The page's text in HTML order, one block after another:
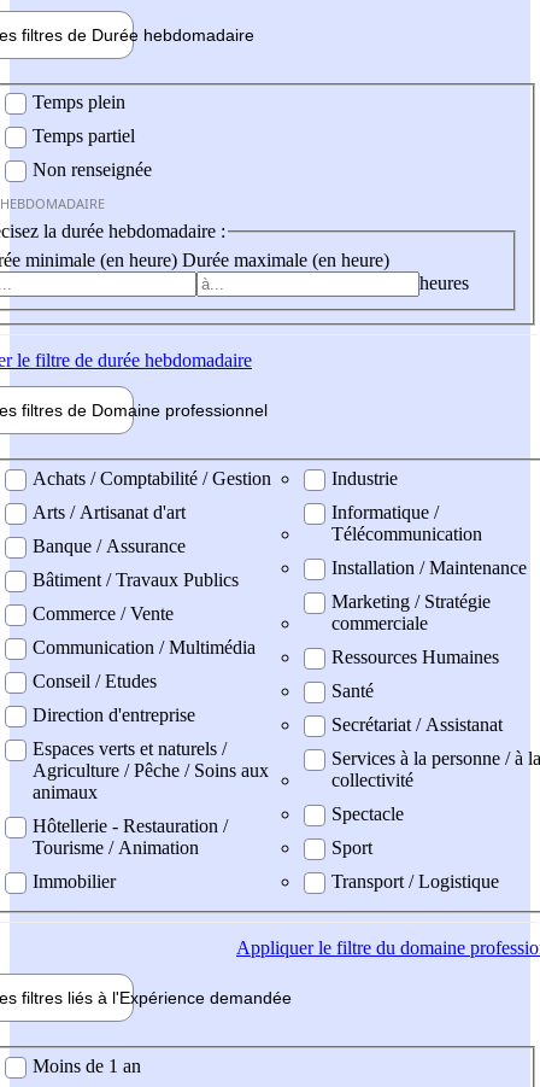
filtres de Durée hebdomadaire
Temps plein
Temps partiel
Non renseignée
la durée hebdomadaire :
minimale (en heure) Durée maximale (en heure)
heures
le filtre de durée hebdomadaire
filtres de Domaine professionnel
professionel
Achats / Comptabilité / Gestion
Arts / Artisanat d'art
Banque / Assurance
Bâtiment / Travaux Publics
Commerce / Vente
Communication / Multimédia
Conseil / Etudes
Direction d'entreprise
Espaces verts et naturels /
Agriculture / Pêche / Soins aux
animaux
Hôtellerie - Restauration /
Tourisme / Animation
Immobilier
Industrie
Informatique /
Télécommunication
Installation / Maintenance
Marketing / Stratégie
commerciale
Ressources Humaines
Santé
Secrétariat / Assistanat
Services à la personne / à la
collectivité
Spectacle
Sport
Transport / Logistique
Appliquerle filtre du domaine
filtres liés à l'Expérience demandée
demandée
Moins de 1 an